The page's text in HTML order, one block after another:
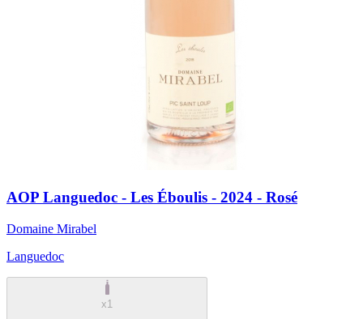
AOP Languedoc - Les Éboulis - 2024 - Rosé
Domaine Mirabel
Languedoc
x1